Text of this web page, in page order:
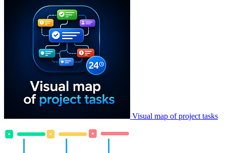
Visual map of project tasks